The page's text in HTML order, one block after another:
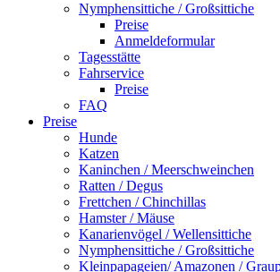
Nymphensittiche / Großsittiche
Preise
Anmeldeformular
Tagesstätte
Fahrservice
Preise
FAQ
Preise
Hunde
Katzen
Kaninchen / Meerschweinchen
Ratten / Degus
Frettchen / Chinchillas
Hamster / Mäuse
Kanarienvögel / Wellensittiche
Nymphensittiche / Großsittiche
Kleinpapageien/ Amazonen /